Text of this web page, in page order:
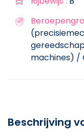
machines) /
Beschrijving